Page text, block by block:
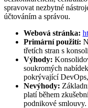
spravovat nezbytné
účtováním a správou.
Webová stránka:
Primární použití:
třetích stran s
Výhody:
soukromých
pokrývající
Nevýhody:
platí během
podnikové smlouvy.